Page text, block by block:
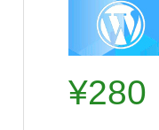
¥280